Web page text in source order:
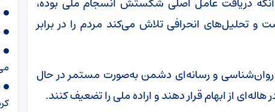
و تحلیل‌های انحرافی تلاش می‌کند مردم را در برابر
روان‌شناسی و رسانه‌ای دشمن به‌صورت مستمر در حال
از ابهام قرار دهند و اراده ملی را تضعیف کنند.